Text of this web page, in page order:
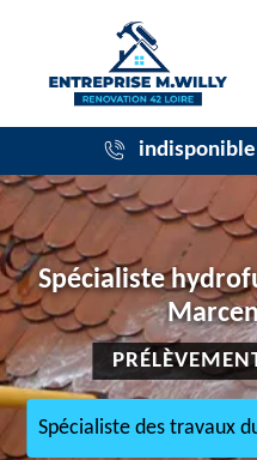
indisponible
Spécialiste
Spécialiste des travaux